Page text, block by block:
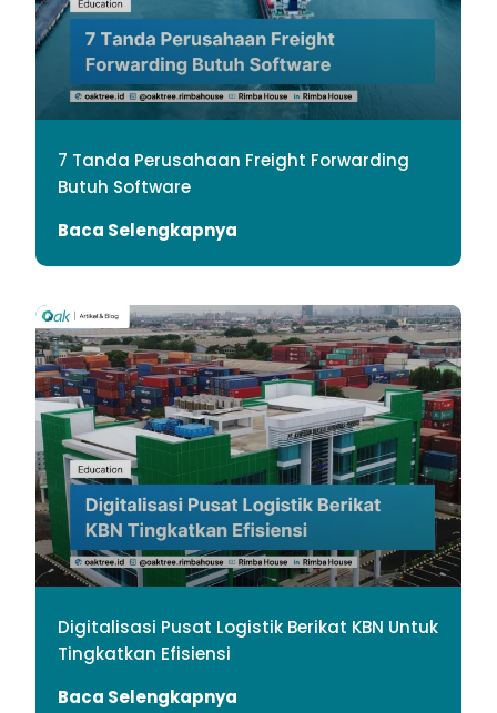
7 Tanda Perusahaan Freight Forwarding
Butuh Software
Baca Selengkapnya
Digitalisasi Pusat Logistik Berikat KBN Untuk
Tingkatkan Efisiensi
Baca Selengkapnya